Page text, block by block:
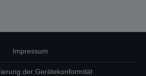
Impressum
der Gerätekonformität